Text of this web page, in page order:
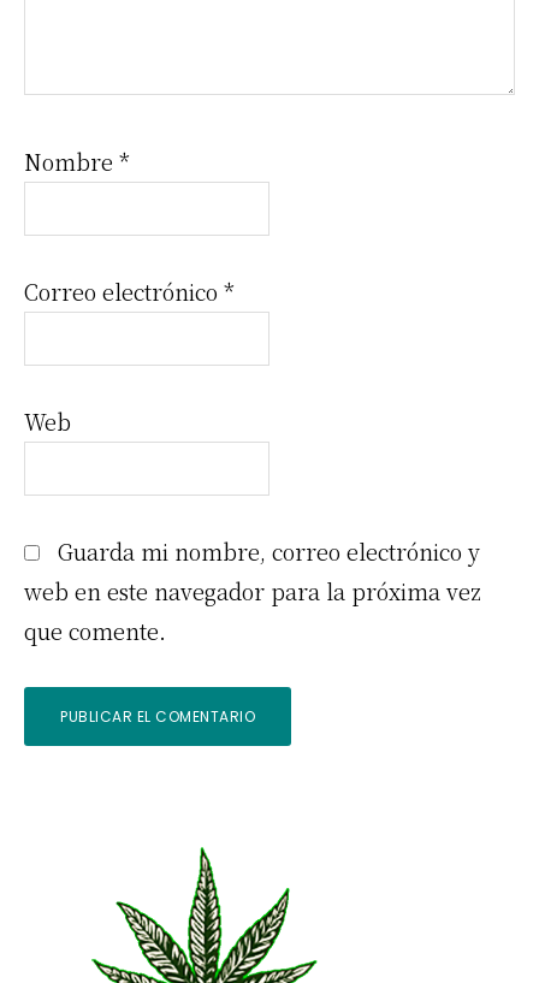
Nombre *
Correo electrónico *
Web
Guarda mi nombre, correo electrónico y
web en este navegador para la próxima vez
que comente.
lateral
primaria